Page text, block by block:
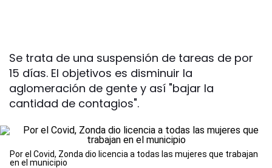
Se trata de una suspensión de tareas de por
15 días. El objetivos es disminuir la
aglomeración de gente y así "bajar la
cantidad de contagios".
Por el Covid, Zonda dio licencia a todas las mujeres que trabajan
en el municipio